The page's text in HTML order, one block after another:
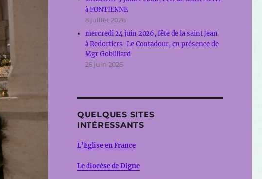
à FONTIENNE
8 juillet 2026
mercredi 24 juin 2026, fête de la saint Jean
à Redortiers-Le Contadour, en présence de
Mgr Gobilliard
26 juin 2026
QUELQUES SITES
INTÉRESSANTS
L’Eglise en France
Le diocèse de Digne